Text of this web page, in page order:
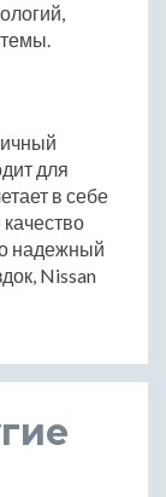
для
в себе
надежный
Nissan